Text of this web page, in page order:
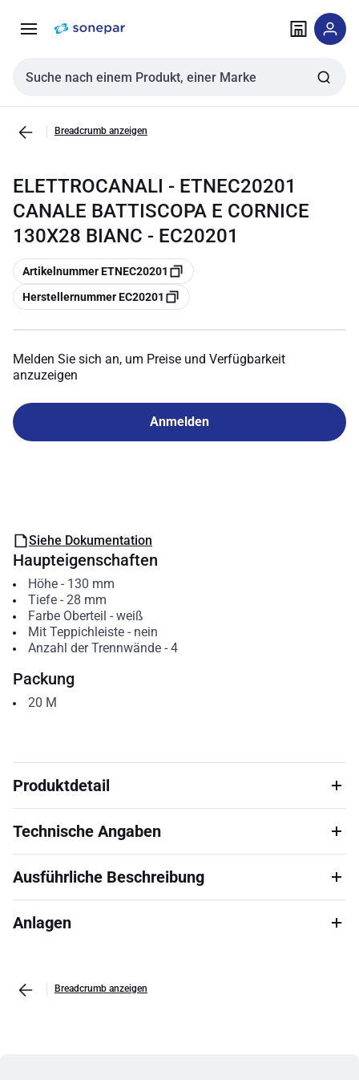
NavigationInhalt
Sucheingabe
Breadcrumb anzeigen
ELETTROCANALI - ETNEC20201
CANALE BATTISCOPA E CORNICE
130X28 BIANC - EC20201
Kopieren
Artikelnummer ETNEC20201
Kopieren
Herstellernummer EC20201
Melden Sie sich an, um Preise und Verfügbarkeit
anzuzeigen
Anmelden
Siehe Dokumentation
Haupteigenschaften
Höhe- 130 mm
Tiefe- 28 mm
Farbe Oberteil - weiß
Mit Teppichleiste- nein
Anzahl der Trennwände- 4
Packung
20 M
Produktdetail
Technische Angaben
Ausführliche Beschreibung
Anlagen
Breadcrumb anzeigen